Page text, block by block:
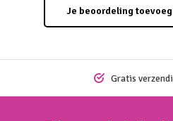
Je beoordeling
Gratis